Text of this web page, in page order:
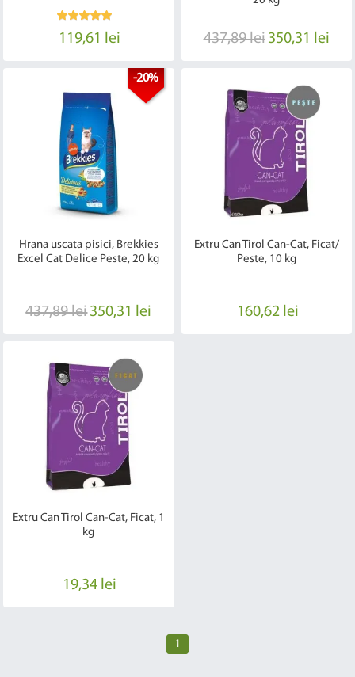
119,61 lei 437,89 lei 350,31 lei
-20%
Hrana uscata pisici, Brekkies
Excel Cat Delice Peste, 20 kg
437,89 lei350,31 lei
Extru Can Tirol Can-Cat, Ficat/
Peste, 10 kg
160,62 lei
Extru Can Tirol Can-Cat, Ficat, 1
kg
19,34 lei
1